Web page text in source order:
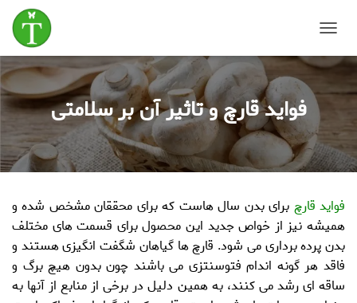
o
g
g
N
a
v
i
a
t
i
o
n
فواید قارچ و تاثیر آن بر سلامتی
فواید قارچ برای بدن سال هاست که برای محققان مشخص شده و
همیشه نیز از خواص جدید این محصول برای قسمت های مختلف
بدن پرده برداری می شود. قارچ ها گیاهان شگفت انگیزی هستند و
فاقد هر گونه اندام فتوسنتزی می باشند چون بدون هیچ برگ و
ساقه ای رشد می کنند، به همین دلیل در برخی از منابع از آنها به